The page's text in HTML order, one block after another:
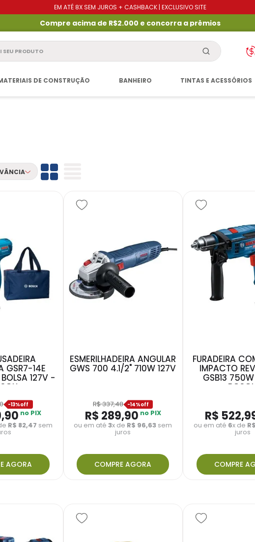
EM ATÉ 8X SEM JUROS + CASHBACK | EXCLUSIVO SITE
Compre acima de R$2.000 e concorra a prêmios
produto
DE CONSTRUÇÃO BANHEIRO TINTAS E ACESSÓRIOS
GSR7-14E
127V -
-13%
,90 no PIX
R$ 82,47 sem
AGORA
ESMERILHADEIRA ANGULAR
GWS 700 4.1/2" 710W 127V
R$337,48 -14%
R$ 289,90 no PIX
ou em até3x de R$ 96,63 sem
juros
COMPRE AGORA
FURADEIRA
IMPACTO
GSB13
R$ 522,
ou em até 6x de R$
juros
COMPRE